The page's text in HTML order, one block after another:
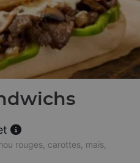
rouges, carottes, maïs,